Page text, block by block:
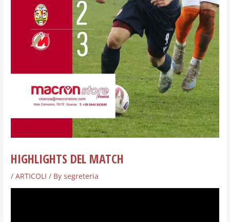
HIGHLIGHTS DEL MATCH
/ARTICOLI / Bysegreteria